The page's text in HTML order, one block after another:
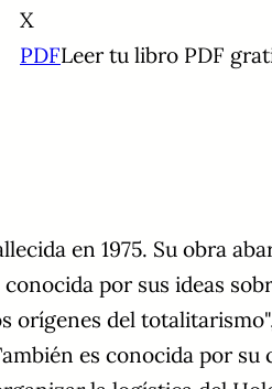
X
PDFLeer tu libro PDF
en 1975. Su obra
por sus ideas
orígenes del
es conocida por